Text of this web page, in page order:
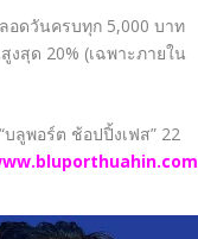
อดวันครบทุก 5,000 บาท
งสุด 20% (เฉพาะภายใน
ลูพอร์ต ช้อปปิ้งเฟส” 22